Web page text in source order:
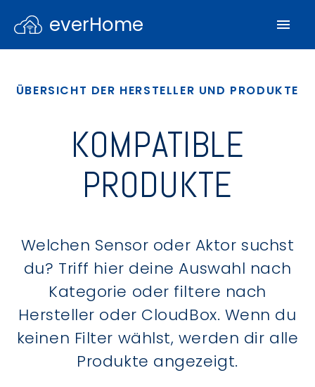
everHome
ÜBERSICHT DER HERSTELLER UND PRODUKTE
KOMPATIBLE
PRODUKTE
Welchen Sensor oder Aktor suchst
du? Triff hier deine Auswahl nach
Kategorie oder filtere nach
Hersteller oder CloudBox. Wenn du
keinen Filter wählst, werden dir alle
Produkte angezeigt.